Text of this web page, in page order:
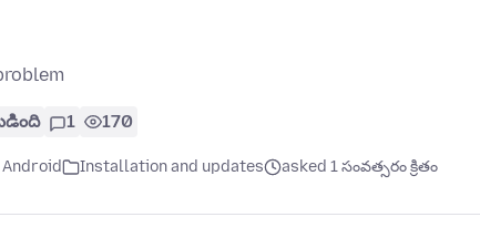
1 170
Installation and updates asked 1 సంవత్సరం క్రితం